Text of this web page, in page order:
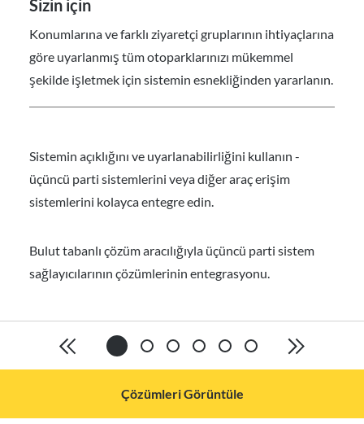
Sizin için
Konumlarına ve farklı ziyaretçi gruplarının ihtiyaçlarına
göre uyarlanmış tüm otoparklarınızı mükemmel
şekilde işletmek için sistemin esnekliğinden yararlanın.
Sistemin açıklığını ve uyarlanabilirliğini kullanın -
üçüncü parti sistemlerini veya diğer araç erişim
sistemlerini kolayca entegre edin.
Bulut tabanlı çözüm aracılığıyla üçüncü parti sistem
sağlayıcılarının çözümlerinin entegrasyonu.
Çözümleri Görüntüle